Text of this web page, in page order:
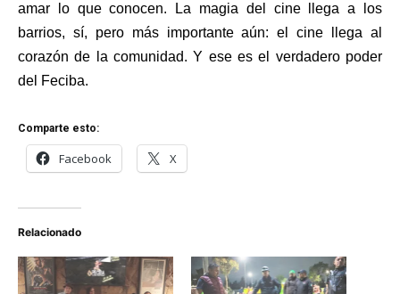
amar lo que conocen. La magia del cine llega a los
barrios, sí, pero más importante aún: el cine llega al
corazón de la comunidad. Y ese es el verdadero poder
del Feciba.
Comparte esto:
Facebook X
Relacionado